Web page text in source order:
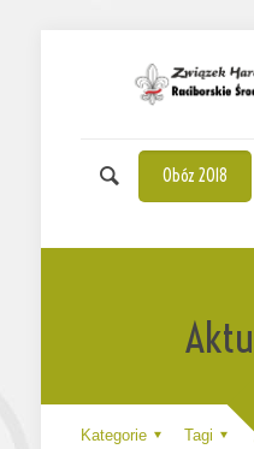
Obóz 2018
Kategorie Tagi